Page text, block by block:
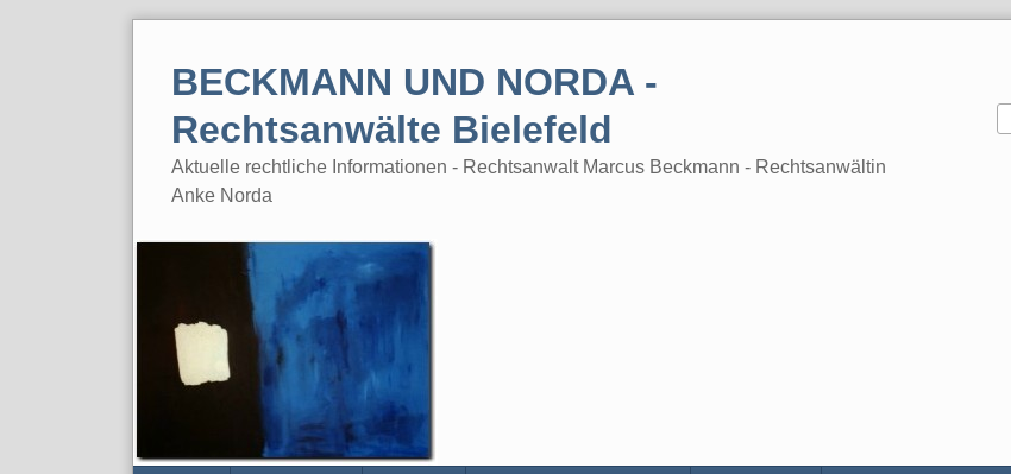
BECKMANN UND NORDA -
Rechtsanwälte Bielefeld
Aktuelle rechtliche Informationen - Rechtsanwalt Marcus Beckmann - Rechtsanwältin
Anke Norda